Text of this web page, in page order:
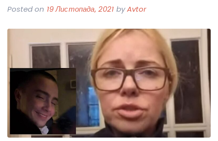
Posted on 19 Листопада, 2021 byAvtor